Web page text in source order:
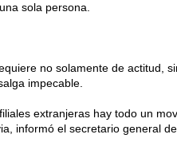
sola persona.
no solamente de actitud,
impecable.
extranjeras hay todo un
informó el secretario general